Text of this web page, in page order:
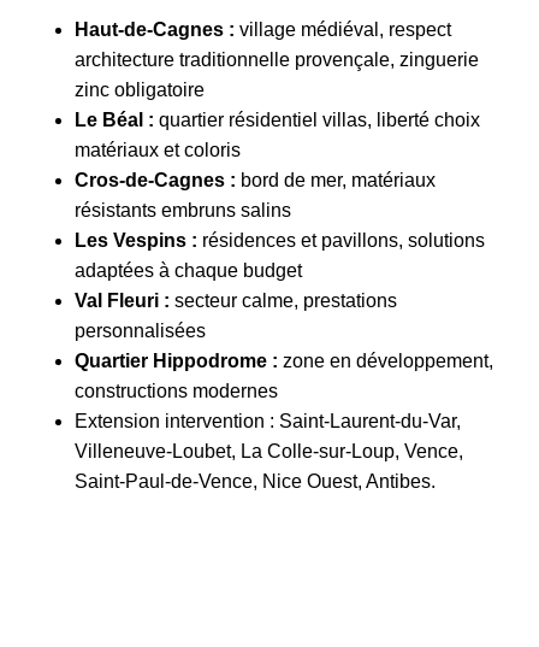
Haut-de-Cagnes : village médiéval, respect
architecture traditionnelle provençale, zinguerie
zinc obligatoire
Le Béal : quartier résidentiel villas, liberté choix
matériaux et coloris
Cros-de-Cagnes : bord de mer, matériaux
résistants embruns salins
Les Vespins : résidences et pavillons, solutions
adaptées à chaque budget
Val Fleuri : secteur calme, prestations
personnalisées
Quartier Hippodrome : zone en développement,
constructions modernes
Extension intervention : Saint-Laurent-du-Var,
Villeneuve-Loubet, La Colle-sur-Loup, Vence,
Saint-Paul-de-Vence, Nice Ouest, Antibes.